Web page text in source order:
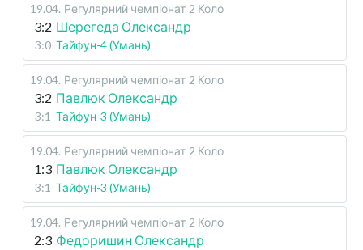
19.04. Регулярний чемпіонат 2 Коло
3:2 Шерегеда Олександр
3:0 Тайфун-4 (Умань)
19.04. Регулярний чемпіонат 2 Коло
3:2 Павлюк Олександр
3:1 Тайфун-3 (Умань)
19.04. Регулярний чемпіонат 2 Коло
1:3 Павлюк Олександр
3:1 Тайфун-3 (Умань)
19.04. Регулярний чемпіонат 2 Коло
2:3 Федоришин Олександр